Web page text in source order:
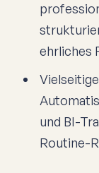
ehrliches
und BI-
Routine-